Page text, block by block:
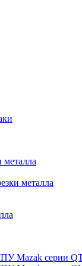
металла
металла
Mazak серии